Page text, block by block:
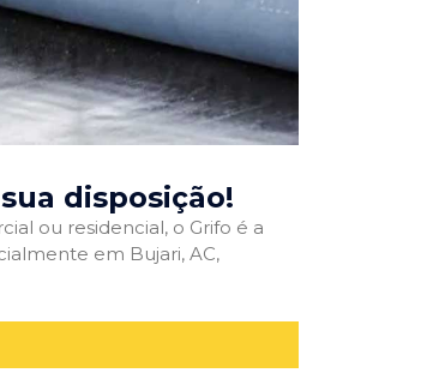
disposição!
ou residencial, o Grifo é a
em Bujari, AC,